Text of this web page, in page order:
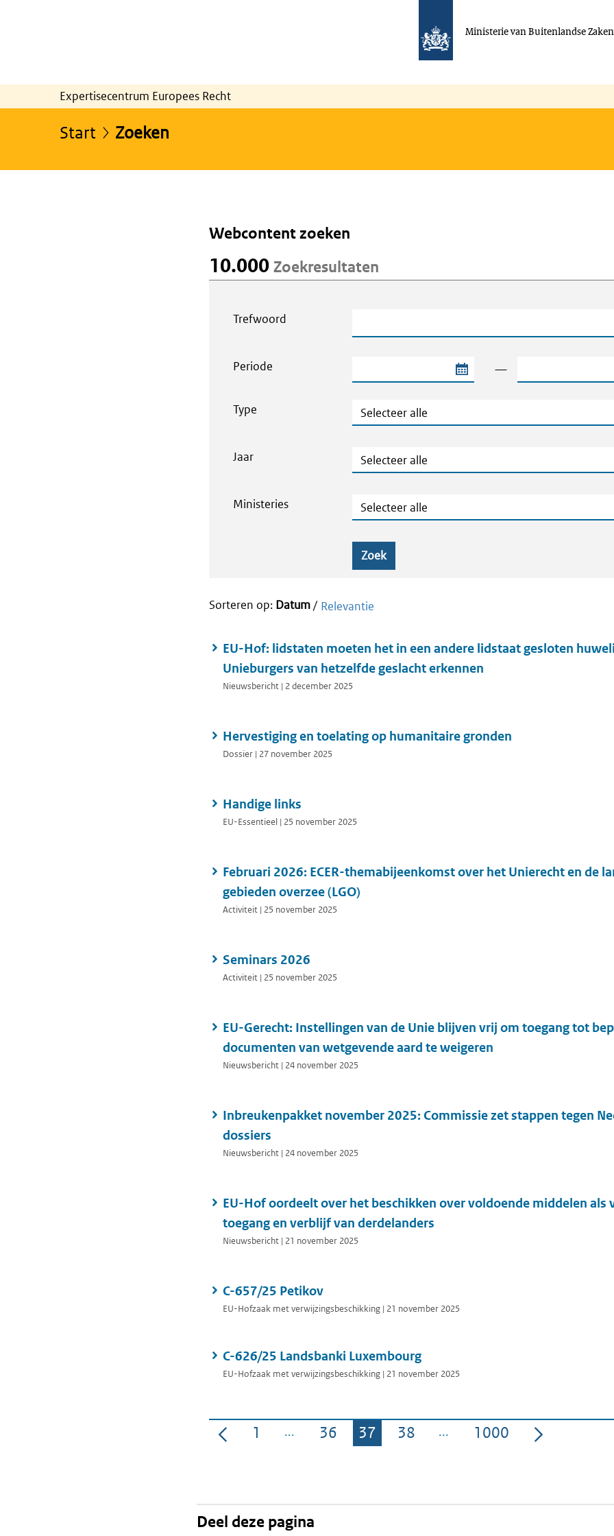
Ministerie van Buitenlandse Zaken
Expertisecentrum Europees Recht
Start Zoeken
Webcontent zoeken
10.000 Zoekresultaten
Trefwoord
Periode Begindatum van de periode — Einddatum van de
Type Type
Jaar Jaar
Ministeries Ministeries
Zoek
Sorteren op: Datum/ Relevantie
EU-Hof: lidstaten moeten het in een andere lidstaat gesloten
Unieburgers van hetzelfde geslacht erkennen
Nieuwsbericht | 2 december 2025
Hervestiging en toelating op humanitaire gronden
Dossier | 27 november 2025
Handige links
EU-Essentieel | 25 november 2025
Februari 2026: ECER-themabijeenkomst over het Unierecht en de
gebieden overzee (LGO)
Activiteit | 25 november 2025
Seminars 2026
Activiteit | 25 november 2025
EU-Gerecht: Instellingen van de Unie blijven vrij om toegang tot
documenten van wetgevende aard te weigeren
Nieuwsbericht | 24 november 2025
Inbreukenpakket november 2025: Commissie zet stappen tegen
dossiers
Nieuwsbericht | 24 november 2025
EU-Hof oordeelt over het beschikken over voldoende middelen als
toegang en verblijf van derdelanders
Nieuwsbericht | 21 november 2025
C-657/25 Petikov
EU-Hofzaak met verwijzingsbeschikking | 21 november 2025
C-626/25 Landsbanki Luxembourg
EU-Hofzaak met verwijzingsbeschikking | 21 november 2025
Pagina
1 Pagina
36 Pagina
37 Pagina
38 Pagina
1000
Deel deze pagina